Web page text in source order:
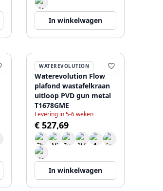
In winkelwagen
WATEREVOLUTION
Waterevolution Flow
plafond wastafelkraan
uitloop PVD gun metal
T1678GME
Levering in 5-6 weken
€ 527,69
In winkelwagen